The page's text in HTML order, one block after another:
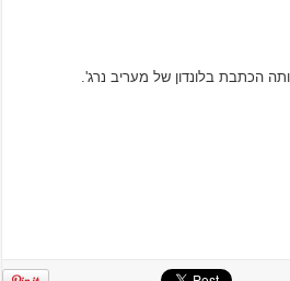
הכתבת בלונדון של מעריב נרג'.‬‬